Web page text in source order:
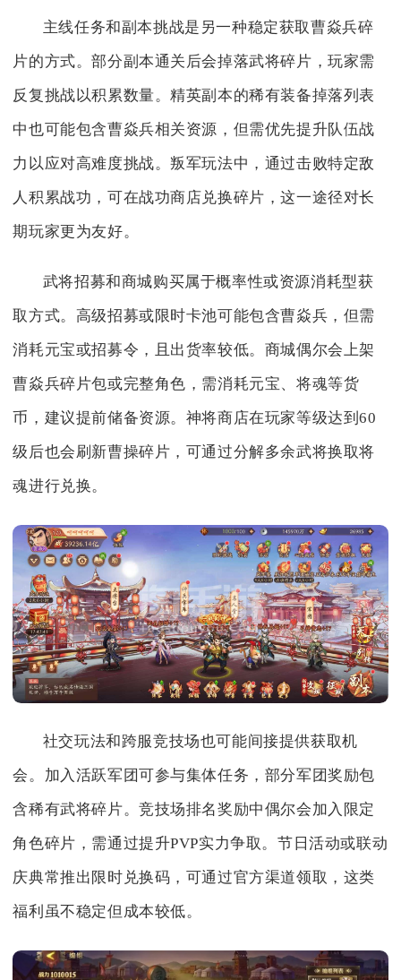
主线任务和副本挑战是另一种稳定获取曹焱兵碎
片的方式。部分副本通关后会掉落武将碎片，玩家需
反复挑战以积累数量。精英副本的稀有装备掉落列表
中也可能包含曹焱兵相关资源，但需优先提升队伍战
力以应对高难度挑战。叛军玩法中，通过击败特定敌
人积累战功，可在战功商店兑换碎片，这一途径对长
期玩家更为友好。
武将招募和商城购买属于概率性或资源消耗型获
取方式。高级招募或限时卡池可能包含曹焱兵，但需
消耗元宝或招募令，且出货率较低。商城偶尔会上架
曹焱兵碎片包或完整角色，需消耗元宝、将魂等货
币，建议提前储备资源。神将商店在玩家等级达到60
级后也会刷新曹操碎片，可通过分解多余武将换取将
魂进行兑换。
社交玩法和跨服竞技场也可能间接提供获取机
会。加入活跃军团可参与集体任务，部分军团奖励包
含稀有武将碎片。竞技场排名奖励中偶尔会加入限定
角色碎片，需通过提升PVP实力争取。节日活动或联动
庆典常推出限时兑换码，可通过官方渠道领取，这类
福利虽不稳定但成本较低。